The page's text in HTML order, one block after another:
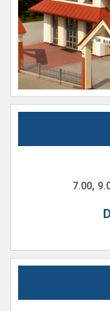
7.00,